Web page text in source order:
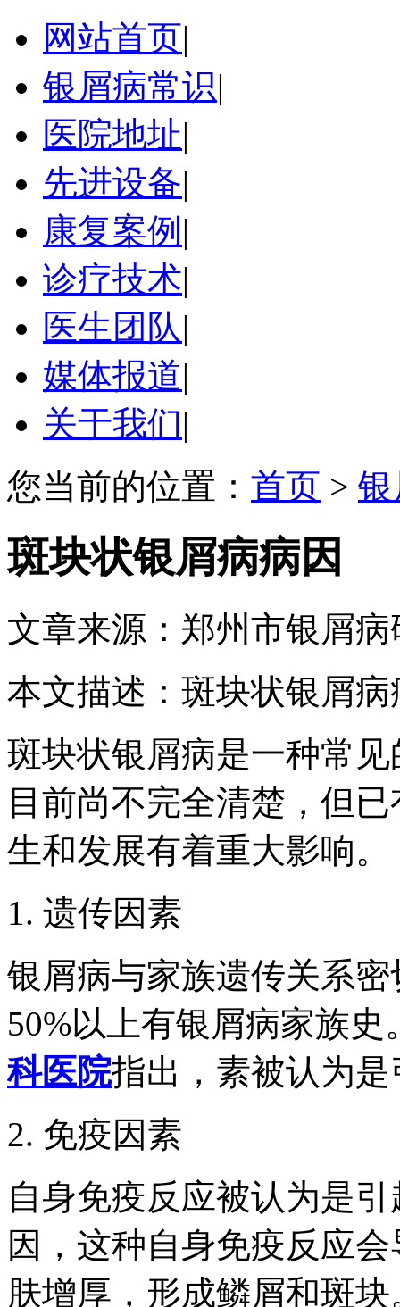
网站首页|
银屑病常识|
医院地址|
先进设备|
康复案例 |
诊疗技术|
医生团队|
媒体报道|
关于我们|
您当前的位置： 首页 >
斑块状银屑病病因
文章来源：郑州市银屑病
本文描述：斑块状银屑病
斑块状银屑病是一种常
目前尚不完全清楚，但
生和发展有着重大影响。
1. 遗传因素
银屑病与家族遗传关系
50%以上有银屑病家族
科医院指出，素被认为
2. 免疫因素
自身免疫反应被认为是
因，这种自身免疫反应
肤增厚，形成鳞屑和斑